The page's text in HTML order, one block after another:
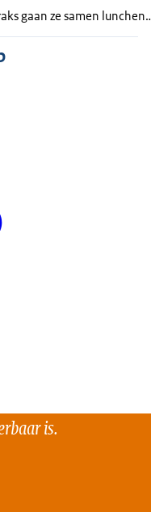
gaan ze samen
is.